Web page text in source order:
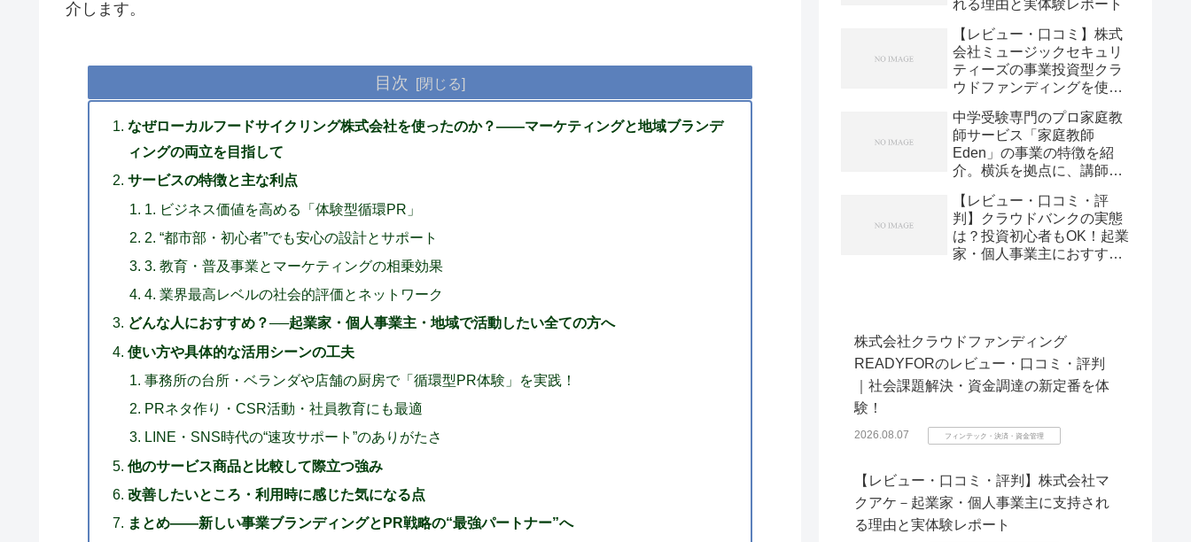
介します。
目次
なぜローカルフードサイクリング株式会社を使ったのか？——マーケティングと地域ブランデ
ィングの両立を目指して
サービスの特徴と主な利点
1. ビジネス価値を高める「体験型循環PR」
2. “都市部・初心者”でも安心の設計とサポート
3. 教育・普及事業とマーケティングの相乗効果
4. 業界最高レベルの社会的評価とネットワーク
どんな人におすすめ？──起業家・個人事業主・地域で活動したい全ての方へ
使い方や具体的な活用シーンの工夫
事務所の台所・ベランダや店舗の厨房で「循環型PR体験」を実践！
PRネタ作り・CSR活動・社員教育にも最適
LINE・SNS時代の“速攻サポート”のありがたさ
他のサービス商品と比較して際立つ強み
改善したいところ・利用時に感じた気になる点
まとめ——新しい事業ブランディングとPR戦略の“最強パートナー”へ
れる理由と実体験レポート
【レビュー・口コミ】株式
会社ミュージックセキュリ
ティーズの事業投資型クラ
ウドファンディングを使っ
中学受験専門のプロ家庭教
師サービス「家庭教師
Eden」の事業の特徴を紹
介。横浜を拠点に、講師採
徒・全講師の管理で「絞り
込む」やり方とは
【レビュー・口コミ・評
判】クラウドバンクの実態
は？投資初心者もOK！起業
家・個人事業主におすすめ
株式会社クラウドファンディング
READYFORのレビュー・口コミ・評判
｜社会課題解決・資金調達の新定番を体
験！
2026.08.07 フィンテック・決済・資金管理
【レビュー・口コミ・評判】株式会社マ
クアケ－起業家・個人事業主に支持され
る理由と実体験レポート